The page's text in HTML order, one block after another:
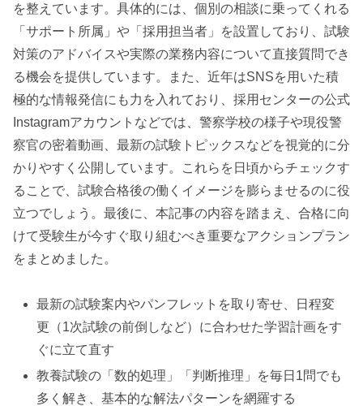
を整えています。具体的には、個別の相談に乗ってくれる
「サポート所属」や「採用担当者」を設置しており、試験
対策のアドバイスや実際の業務内容について直接質問でき
る機会を提供しています。また、近年はSNSを用いた積
極的な情報発信にも力を入れており、採用センターの公式
Instagramアカウントなどでは、警察学校の様子や現役警
察官の密着動画、最新の試験トピックスなどを視覚的に分
かりやすく公開しています。これらを日頃からチェックす
ることで、試験合格後の働くイメージを膨らませるのに役
立つでしょう。最後に、本記事の内容を踏まえ、合格に向
けて受験生が今すぐ取り組むべき重要なアクションプラン
をまとめました。
最新の試験案内やパンフレットを取り寄せ、日程変
更（1次試験の前倒しなど）に合わせた学習計画をす
ぐに立て直す
教養試験の「数的処理」「判断推理」を毎日1問でも
多く解き、基本的な解法パターンを網羅する